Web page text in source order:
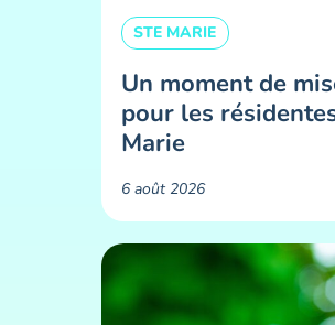
STE MARIE
Un moment de
pour les
Marie ​
6 août 2026